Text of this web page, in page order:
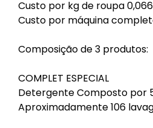
Custo por kg de roupa
Custo por máquina
Composição de 3 produtos:
COMPLET ESPECIAL
Detergente Composto por
Aproximadamente 106